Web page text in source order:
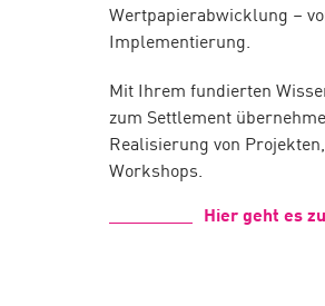
Wertpapierabwicklung –
Implementierung.
Mit Ihrem fundierten
zum Settlement
Realisierung von
Workshops.
Hier geht es